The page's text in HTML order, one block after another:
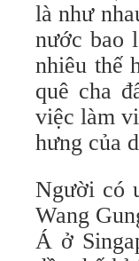
là như
nước bao
nhiêu thế
quê cha
việc làm
hưng của
Người có
Wang
Á ở